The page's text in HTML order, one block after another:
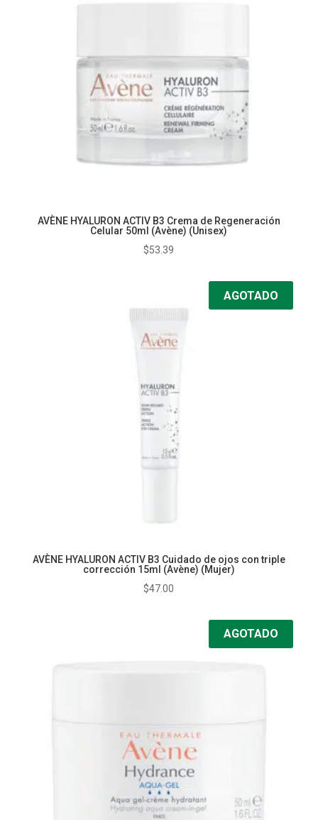
AVÈNE HYALURON ACTIV B3 Crema de Regeneración
Celular 50ml (Avène) (Unisex)
$53.39
AGOTADO
AVÈNE HYALURON ACTIV B3 Cuidado de ojos con triple
corrección 15ml (Avène) (Mujer)
$47.00
AGOTADO